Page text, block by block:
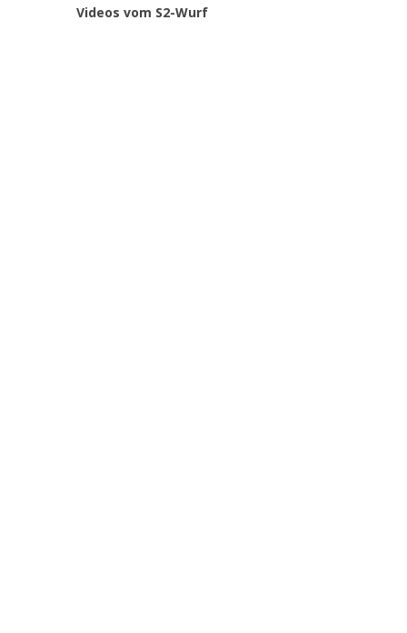
Videos vom S2-Wurf